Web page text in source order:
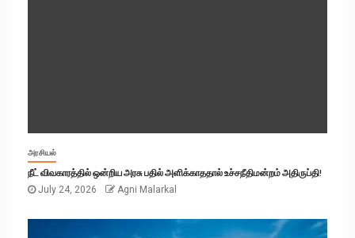
அரசியல்
நீட் விவகாரத்தில் ஒன்றிய அரசு பதில் அளிக்காததால் உச்சநீதிமன்றம் அதிருப்தி!
July 24, 2026
Agni Malarkal